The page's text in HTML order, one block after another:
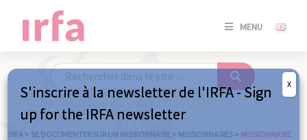
MENU
SE
/
IRFA > SE DOCUMENTER SUR UN MISSIONNAIRE > MISSIONNAIRES > MISSIONNAIRE
S'inscrire à la newsletter de l'IRFA - Sign
up for the IRFA newsletter
X